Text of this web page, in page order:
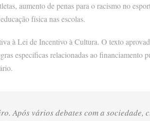
aumento de penas para o racismo no
física nas escolas.
à Lei de Incentivo à Cultura. O texto
específicas relacionadas ao financiamento
Após vários debates com a sociedade,